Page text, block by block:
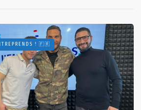
! 🇫🇷